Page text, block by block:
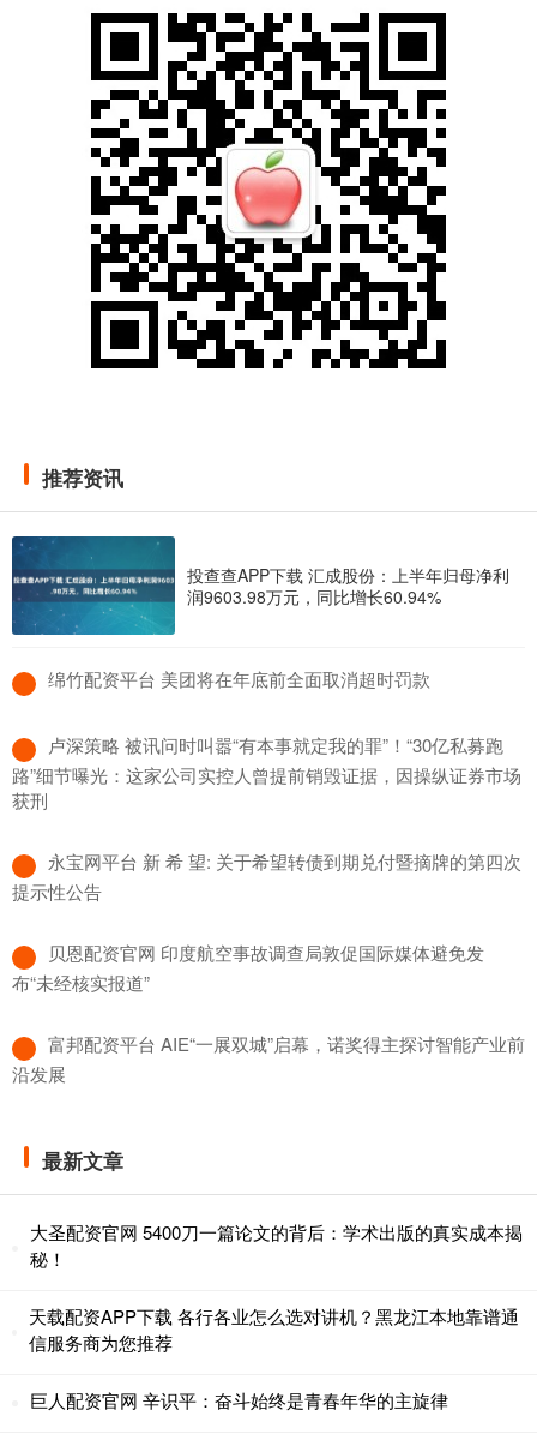
推荐资讯
投查查APP下载 汇成股份：上半年归母净利
润9603.98万元，同比增长60.94%
​绵竹配资平台 美团将在年底前全面取消超时罚款
​卢深策略 被讯问时叫嚣“有本事就定我的罪”！“30亿私募跑
路”细节曝光：这家公司实控人曾提前销毁证据，因操纵证券市场
获刑
​永宝网平台 新 希 望: 关于希望转债到期兑付暨摘牌的第四次
提示性公告
​贝恩配资官网 印度航空事故调查局敦促国际媒体避免发
布“未经核实报道”
​富邦配资平台 AIE“一展双城”启幕，诺奖得主探讨智能产业前
沿发展
最新文章
大圣配资官网 5400刀一篇论文的背后：学术出版的真实成本揭
秘！
天载配资APP下载 各行各业怎么选对讲机？黑龙江本地靠谱通
信服务商为您推荐
巨人配资官网 辛识平：奋斗始终是青春年华的主旋律